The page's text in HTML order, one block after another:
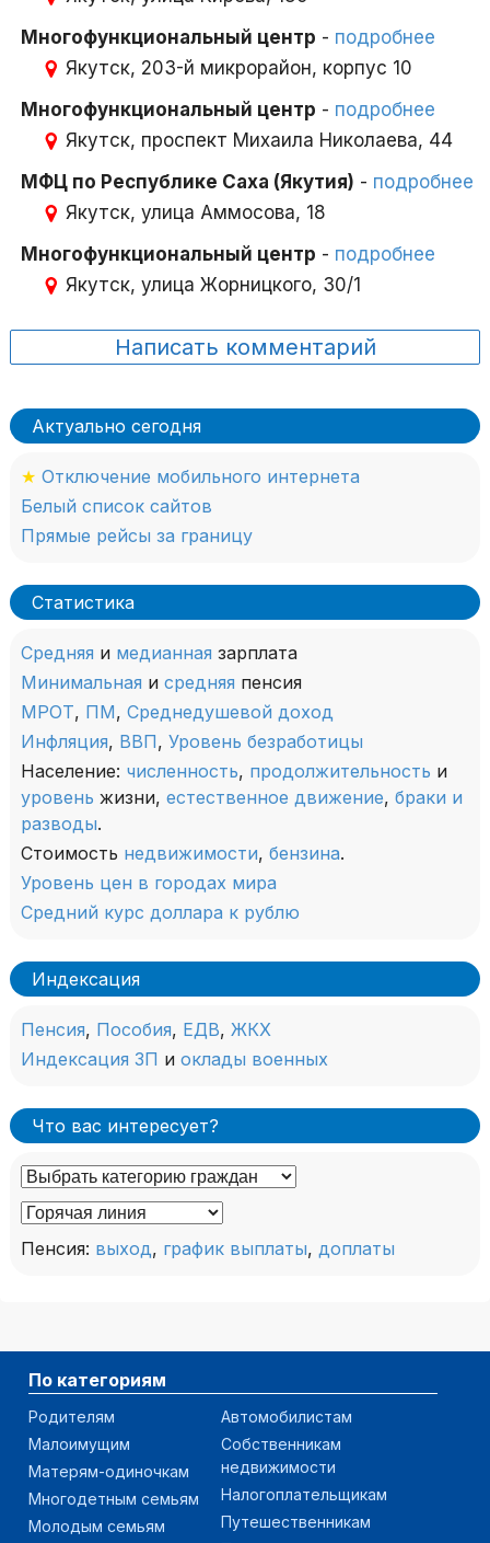
Многофункциональный центр - подробнее
Якутск, 203-й микрорайон, корпус 10
Многофункциональный центр - подробнее
Якутск, проспект Михаила Николаева, 44
МФЦ по Республике Саха (Якутия) - подробнее
Якутск, улица Аммосова, 18
Многофункциональный центр - подробнее
Якутск, улица Жорницкого, 30/1
Написать комментарий
Актуально сегодня
★ Отключение мобильного интернета
Белый список сайтов
Прямые рейсы за границу
Статистика
Средняя и медианная зарплата
Минимальная и средняя пенсия
МРОТ, ПМ, Среднедушевой доход
Инфляция, ВВП, Уровень безработицы
Население: численность, продолжительность и
уровень жизни, естественное движение, браки и
разводы.
Стоимость недвижимости, бензина.
Уровень цен в городах мира
Средний курс доллара к рублю
Индексация
Пенсия, Пособия, ЕДВ, ЖКХ
Индексация ЗП и оклады военных
Что вас интересует?
Пенсия: выход, график выплаты, доплаты
По категориям
Родителям
Малоимущим
Матерям-одиночкам
Многодетным семьям
Молодым семьям
Автомобилистам
Собственникам
недвижимости
Налогоплательщикам
Путешественникам